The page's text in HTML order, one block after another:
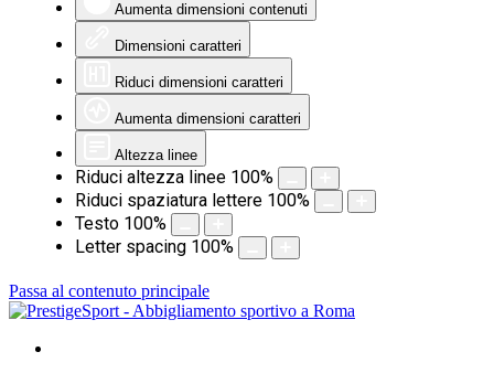
Aumenta dimensioni contenuti
Dimensioni caratteri
Riduci dimensioni caratteri
Aumenta dimensioni caratteri
Altezza linee
Riduci altezza linee 100%
Riduci spaziatura lettere 100%
Testo 100%
Letter spacing 100%
Passa al contenuto principale